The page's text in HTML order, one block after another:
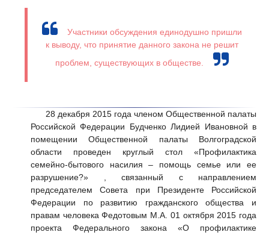
Участники обсуждения единодушно пришли
к выводу, что принятие данного закона не решит
проблем, существующих в обществе.
28 декабря 2015 года членом Общественной палаты
Российской Федерации Будченко Лидией Ивановной в
помещении Общественной палаты Волгоградской
области проведен круглый стол «Профилактика
семейно-бытового насилия – помощь семье или ее
разрушение?» , связанный с направлением
председателем Совета при Президенте Российской
Федерации по развитию гражданского общества и
правам человека Федотовым М.А. 01 октября 2015 года
проекта Федерального закона «О профилактике